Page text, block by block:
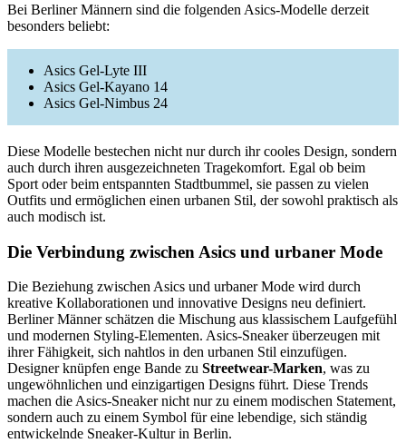
Bei Berliner Männern sind die folgenden Asics-Modelle derzeit
besonders beliebt:
Asics Gel-Lyte III
Asics Gel-Kayano 14
Asics Gel-Nimbus 24
Diese Modelle bestechen nicht nur durch ihr cooles Design, sondern
auch durch ihren ausgezeichneten Tragekomfort. Egal ob beim
Sport oder beim entspannten Stadtbummel, sie passen zu vielen
Outfits und ermöglichen einen urbanen Stil, der sowohl praktisch als
auch modisch ist.
Die Verbindung zwischen Asics und urbaner Mode
Die Beziehung zwischen Asics und urbaner Mode wird durch
kreative Kollaborationen und innovative Designs neu definiert.
Berliner Männer schätzen die Mischung aus klassischem Laufgefühl
und modernen Styling-Elementen. Asics-Sneaker überzeugen mit
ihrer Fähigkeit, sich nahtlos in den urbanen Stil einzufügen.
Designer knüpfen enge Bande zu Streetwear-Marken, was zu
ungewöhnlichen und einzigartigen Designs führt. Diese Trends
machen die Asics-Sneaker nicht nur zu einem modischen Statement,
sondern auch zu einem Symbol für eine lebendige, sich ständig
entwickelnde Sneaker-Kultur in Berlin.